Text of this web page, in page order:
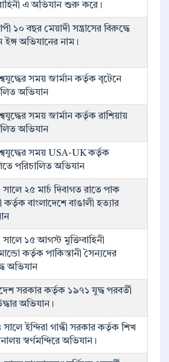
এ অভিযান শুরু করে।
১০ বছর মেয়াদী সন্ত্রাসের বিরুদ্ধে
ইঙ্গ অভিযানের নাম।
সময় জার্মান কর্তৃক বৃটেনে
অভিযান
সময় জার্মান কর্তৃক রাশিয়ায়
অভিযান
সময় USA-UK কর্তৃক
পরিচালিত অভিযান
২৫ মার্চ দিবাগত রাতে পাক
কর্তৃক বাংলাদেশে বাঙালী হত্যার
১৫ আগস্ট মুক্তিবাহিনী
কর্তৃক পাকিস্তানী সৈন্যদের
অভিযান
সরকার কর্তৃক ১৯৭১ যুদ্ধ পরবর্তী
অভিযান।
ইন্দিরা গান্ধী সরকার কর্তৃক শিখ
স্বর্ণমন্দিরে অভিযান।